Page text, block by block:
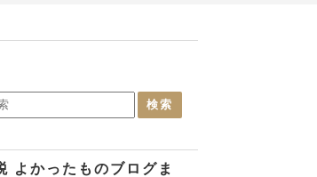
よかったものブログま